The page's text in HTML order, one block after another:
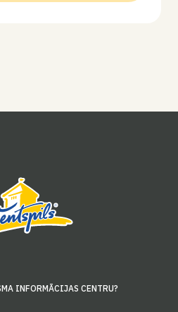
INFORMĀCIJAS CENTRU?